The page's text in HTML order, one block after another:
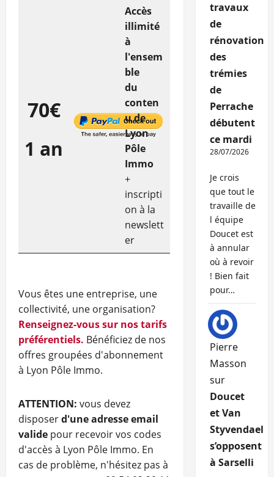
70€
1 an
Accès
illimité
à
l'ensem
ble
du
conten
u de
Lyon
Pôle
Immo
+
inscripti
on à la
newslett
er
Vous êtes une entreprise, une
collectivité, une organisation?
Renseignez-vous sur nos tarifs
préférentiels. Bénéficiez de nos
offres groupées d'abonnement
à Lyon Pôle Immo.
ATTENTION: vous devez
disposerd'une adresse email
valide pour recevoir vos codes
d'accès à Lyon Pôle Immo. En
cas de problème, n'hésitez pas à
travaux
de
rénovation
des
trémies
de
Perrache
débutent
ce mardi
28/07/2026
Je crois
que tout le
travaille de
l équipe
Doucet est
à annular
où à revoir
! Bien fait
pour…
Pierre
Masson
sur
Doucet
et Van
Styvendael
s’opposent
à Sarselli